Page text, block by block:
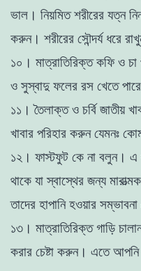
ভাল। নিয়মিত শরীরের যত্ন
করুন। শরীরের সৌন্দর্য ধরে
১০। মাত্রাতিরিক্ত কফি ও চা
ও সুস্বাদু ফলের রস খেতে
১১। তৈলাক্ত ও চর্বি জাতীয়
খাবার পরিহার করুন যেমনঃ
১২। ফাস্টফুট কে না বলুন। এ
থাকে যা স্বাস্থের জন্য
তাদের হাপানি হওয়ার
১৩। মাত্রাতিরিক্ত গাড়ি
করার চেষ্টা করুন। এতে